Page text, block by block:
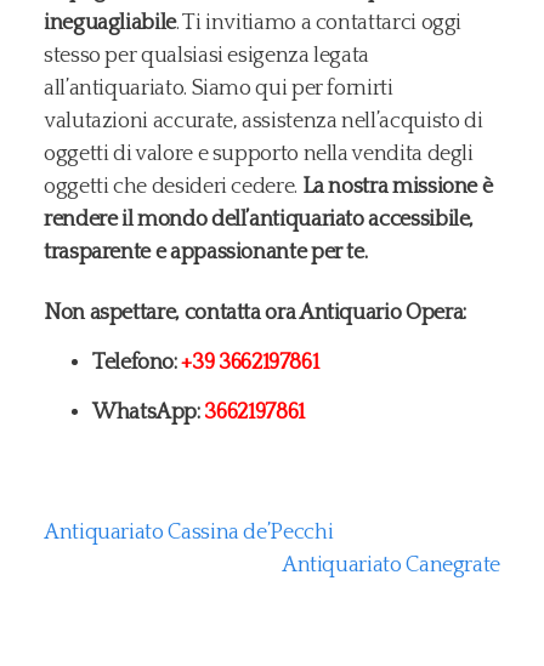
ineguagliabile. Ti invitiamo a contattarci oggi
stesso per qualsiasi esigenza legata
all’antiquariato. Siamo qui per fornirti
valutazioni accurate, assistenza nell’acquisto di
oggetti di valore e supporto nella vendita degli
oggetti che desideri cedere. La nostra missione è
rendere il mondo dell’antiquariato accessibile,
trasparente e appassionante per te.
Non aspettare, contatta ora Antiquario Opera:
Telefono:+39 3662197861
WhatsApp: 3662197861
Antiquariato Cassina de’Pecchi
Antiquariato Canegrate